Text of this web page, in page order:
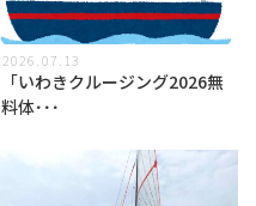
2026.07.13
「いわきクルージング2026無
料体･･･